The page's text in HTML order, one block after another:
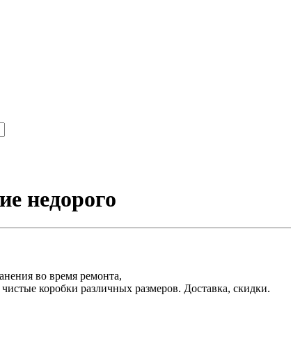
недорого
во время ремонта,
коробки различных размеров. Доставка, скидки.